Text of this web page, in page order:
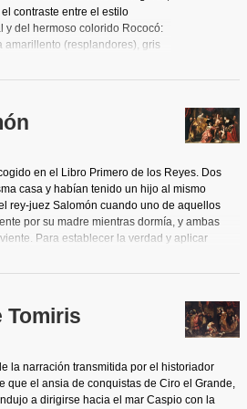
contraste entre el estilo
y del hermoso colorido Rococó:
amarillento (resplandores), gris
esta imagen con una
concepción inmaculada.
en el Libro Primero de los Reyes. Dos
casa y habían tenido un hijo al mismo
rey-juez Salomón cuando uno de aquellos
por su madre mientras dormía, y ambas
Para establecer la verdad y aplicar
mitad a cada una de las dos madres.
por el contrario, dijo: "Ni para tí, ni para mí, que
su sentencia: "Dad el niño vivo a la
La obra, al igual que ocurre con su pareja
probablemente por las estampas grabadas
1679) de las mismas. Esta escena situada
el que destaca el predominio de los tonos
Tomiris
la narración transmitida por el historiador
que el ansia de conquistas de Ciro el Grande,
a dirigirse hacia el mar Caspio con la